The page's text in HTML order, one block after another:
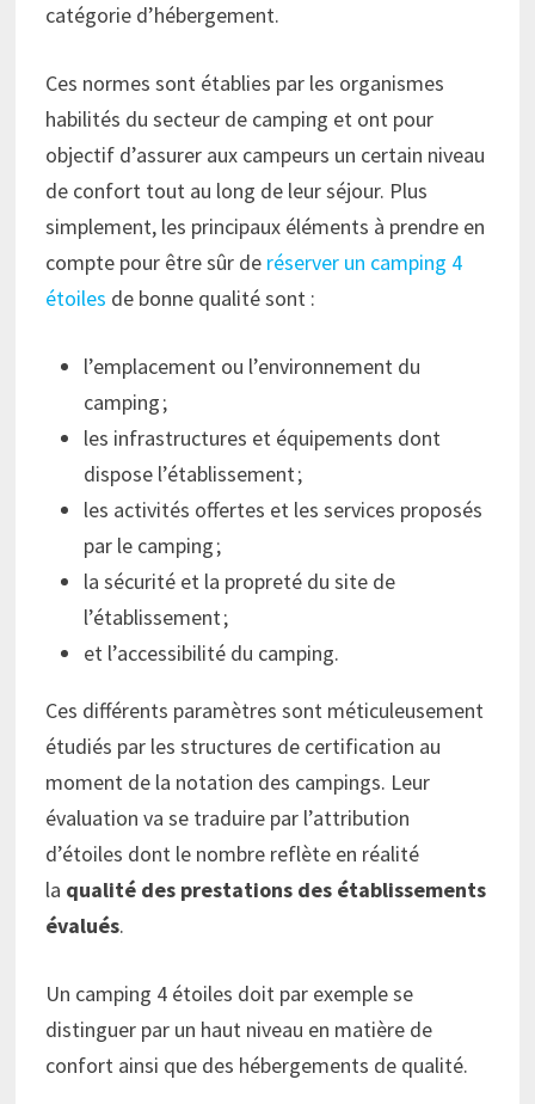
catégorie d’hébergement.
Ces normes sont établies par les organismes
habilités du secteur de camping et ont pour
objectif d’assurer aux campeurs un certain niveau
de confort tout au long de leur séjour. Plus
simplement, les principaux éléments à prendre en
compte pour être sûr de réserver un camping 4
étoiles de bonne qualité sont :
l’emplacement ou l’environnement du
camping ;
les infrastructures et équipements dont
dispose l’établissement ;
les activités offertes et les services proposés
par le camping ;
la sécurité et la propreté du site de
l’établissement ;
et l’accessibilité du camping.
Ces différents paramètres sont méticuleusement
étudiés par les structures de certification au
moment de la notation des campings. Leur
évaluation va se traduire par l’attribution
d’étoiles dont le nombre reflète en réalité
la qualité des prestations des établissements
évalués.
Un camping 4 étoiles doit par exemple se
distinguer par un haut niveau en matière de
confort ainsi que des hébergements de qualité.